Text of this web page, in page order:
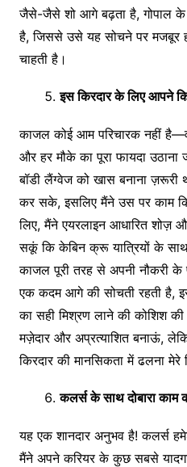
जैसे-जैसे शो आगे बढ़ता है, गोपाल के
है, जिससे उसे यह सोचने पर मजबूर
चाहती है।
इस किरदार के लिए आपने
काजल कोई आम परिचारक नहीं
और हर मौके का पूरा फायदा
बॉडी लैंग्वेज को खास बनाना ज़रूरी
कर सके, इसलिए मैंने उस पर काम
लिए, मैंने एयरलाइन आधारित शोज़
सकूं कि केबिन क्रू यात्रियों के
काजल पूरी तरह से अपनी नौकरी के
एक कदम आगे की सोचती रहती है,
का सही मिश्रण लाने की कोशिश
मज़ेदार और अप्रत्याशित बनाऊं,
किरदार की मानसिकता में ढलना
कलर्स के साथ दोबारा काम
यह एक शानदार अनुभव है! कलर्स
मैंने अपने करियर के कुछ सबसे